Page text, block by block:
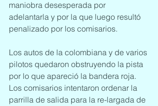
maniobra desesperada por
adelantarla y por la que luego resultó
penalizado por los comisarios.
Los autos de la colombiana y de varios
pilotos quedaron obstruyendo la pista
por lo que apareció la bandera roja.
Los comisarios intentaron ordenar la
parrilla de salida para la re-largada de